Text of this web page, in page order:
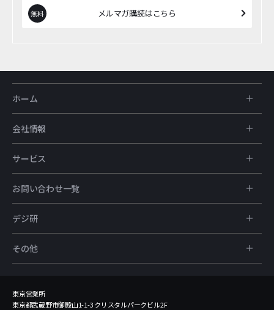
メルマガ購読はこちら
ホーム
会社情報
サービス
お問い合わせ一覧
デジ研
その他
東京営業所
東京都武蔵野市御殿山1-1-3 クリスタルパークビル2F